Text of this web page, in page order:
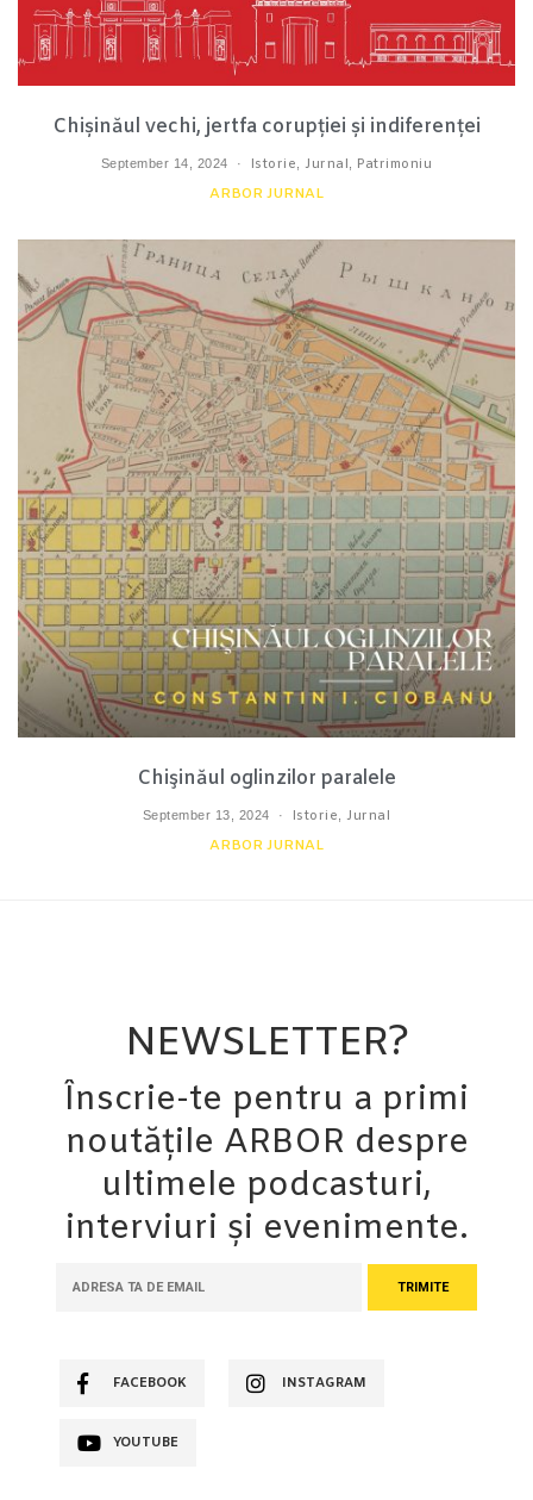
Chișinăul vechi, jertfa corupției și indiferenței
September 14, 2024 Istorie Jurnal Patrimoniu
ARBOR JURNAL
Chişinăul oglinzilor paralele
September 13, 2024 Istorie Jurnal
ARBOR JURNAL
NEWSLETTER?
Înscrie-te pentru a primi
noutățile ARBOR despre
ultimele podcasturi,
interviuri și evenimente.
FACEBOOK INSTAGRAM
YOUTUBE